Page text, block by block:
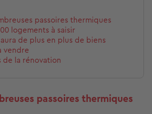
passoires thermiques
logements à saisir
de plus en plus de biens
vendre
de la rénovation
passoires thermiques